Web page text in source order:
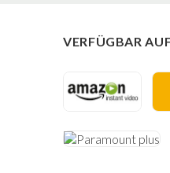
VERFÜGBAR